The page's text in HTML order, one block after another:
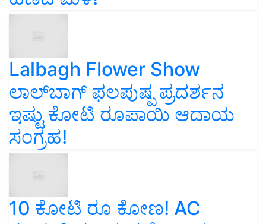
Lalbagh Flower Show
ಲಾಲ್‌ಬಾಗ್ ಫಲಪುಷ್ಪ ಪ್ರದರ್ಶನ
ಇಷ್ಟು ಕೋಟಿ ರೂಪಾಯಿ ಆದಾಯ
ಸಂಗ್ರಹ!
10 ಕೋಟಿ ರೂ ಕೋಣ! AC